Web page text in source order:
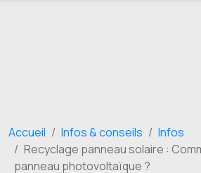
Accueil Infos & conseils
Infos
Recyclage panneau solaire :
panneau photovoltaïque ?